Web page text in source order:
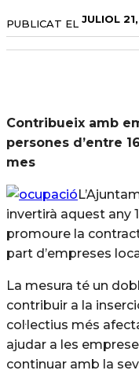
PUBLICAT EL JULIOL
Contribueix amb
persones d’entre
mes
invertirà aquest any
promoure la
part d’empreses
La mesura té un
contribuir a la
col·lectius més
ajudar a les
continuar amb la